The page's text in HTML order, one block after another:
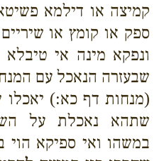
קמיצה או דילמא
ספק או קומץ או
ונפקא מינה אי
שבעזרה הנאכל עם
(מנחות דף כא:) יאכלו
שתהא נאכלת על
במשהו ואי ספיקא הוי